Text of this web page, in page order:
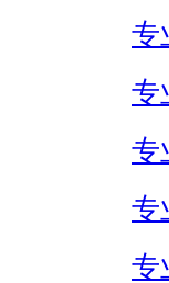
专
专
专
专
专